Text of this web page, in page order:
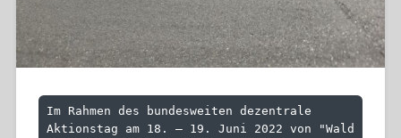
Im Rahmen des bundesweiten dezentrale
Aktionstag am 18. – 19. Juni 2022 von "Wald